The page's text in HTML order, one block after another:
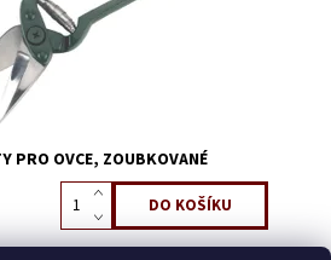
PRO OVCE, ZOUBKOVANÉ